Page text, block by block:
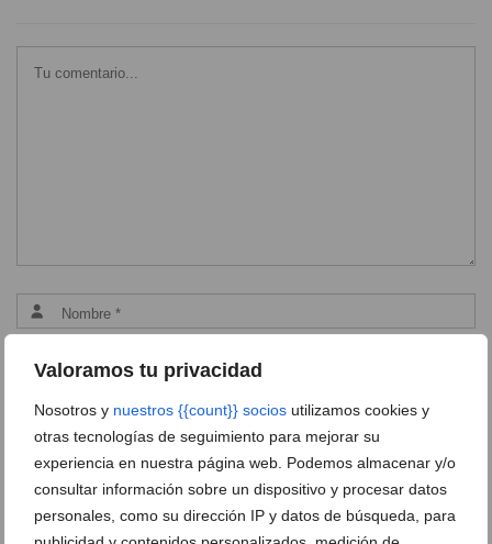
Valoramos tu privacidad
Nosotros y nuestros {{count}} socios utilizamos cookies y
otras tecnologías de seguimiento para mejorar su
experiencia en nuestra página web. Podemos almacenar y/o
consultar información sobre un dispositivo y procesar datos
personales, como su dirección IP y datos de búsqueda, para